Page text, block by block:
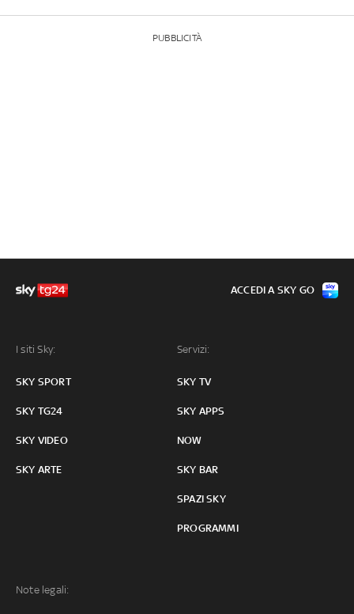
PUBBLICITÀ
I siti Sky:
SKY SPORT
SKY TG24
SKY VIDEO
SKY ARTE
Servizi:
SKY TV
SKY APPS
NOW
SKY BAR
SPAZI SKY
PROGRAMMI
Note legali:
ACCEDI A SKY GO